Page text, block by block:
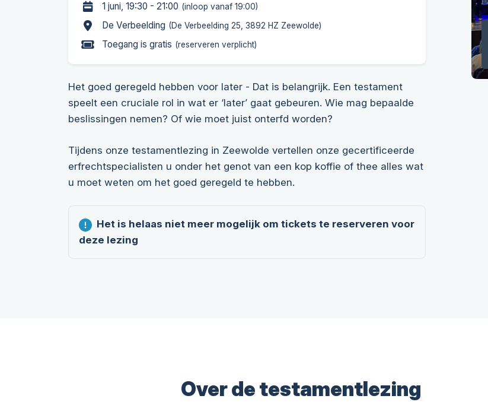
1 juni, 19:30 - 21:00 (inloop vanaf 19:00)
De Verbeelding (De Verbeelding 25, 3892 HZ Zeewolde)
Toegang is gratis (reserveren verplicht)
Het goed geregeld hebben voor later - Dat is belangrijk. Een testament
speelt een cruciale rol in wat er ‘later’ gaat gebeuren. Wie mag bepaalde
beslissingen nemen? Of wie moet juist onterfd worden?
Tijdens onze testamentlezing in Zeewolde vertellen onze gecertificeerde
erfrechtspecialisten u onder het genot van een kop koffie of thee alles wat
u moet weten om het goed geregeld te hebben.
Het is helaas niet meer mogelijk om tickets te reserveren voor
deze lezing
Over de testamentlezing